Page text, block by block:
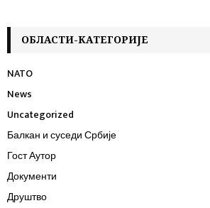
ОБЛАСТИ-КАТЕГОРИЈЕ
NATO
News
Uncategorized
Балкан и суседи Србије
Гост Аутор
Документи
Друштво